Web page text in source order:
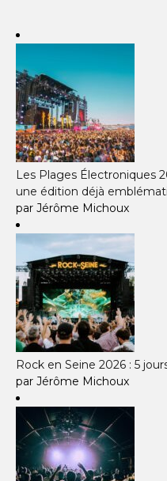
Les Plages Électroniques
une édition déjà
par Jérôme Michoux
Rock en Seine 2026 : 5
par Jérôme Michoux